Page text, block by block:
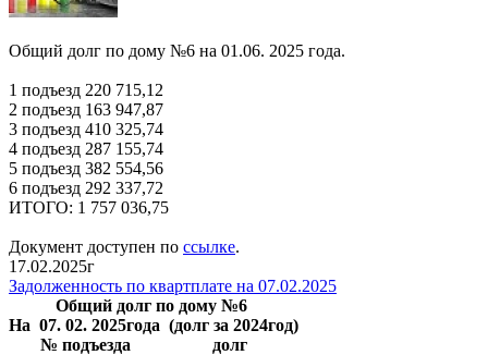
Общий долг по дому №6 на 01.06. 2025 года.
1 подъезд 220 715,12
2 подъезд 163 947,87
3 подъезд 410 325,74
4 подъезд 287 155,74
5 подъезд 382 554,56
6 подъезд 292 337,72
ИТОГО: 1 757 036,75
Документ доступен по ссылке.
17.02.2025г
Задолженность по квартплате на 07.02.2025
Общий долг по дому №6
На 07. 02. 2025года (долг за 2024год)
№ подъезда
долг